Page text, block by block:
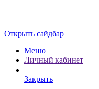
Открыть сайдбар
Меню
Личный кабинет
Закрыть